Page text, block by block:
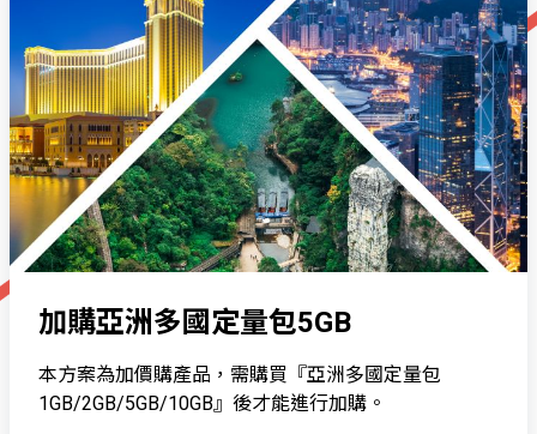
加購亞洲多國定量包5GB
本方案為加價購產品，需購買『亞洲多國定量包
1GB/2GB/5GB/10GB』後才能進行加購。